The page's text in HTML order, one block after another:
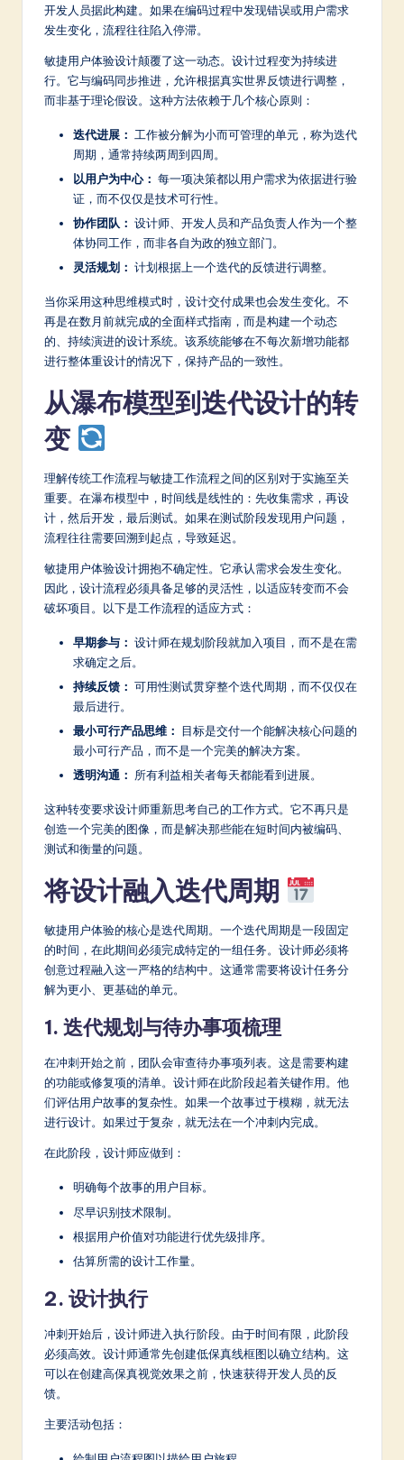
in
&
In
ti
o
开发人员据此构建。如果在编码过程中发现错误或用户需求
发生变化，流程往往陷入停滞。
敏捷用户体验设计颠覆了这一动态。设计过程变为持续进
行。它与编码同步推进，允许根据真实世界反馈进行调整，
而非基于理论假设。这种方法依赖于几个核心原则：
迭代进展： 工作被分解为小而可管理的单元，称为迭代
周期，通常持续两周到四周。
以用户为中心： 每一项决策都以用户需求为依据进行验
证，而不仅仅是技术可行性。
协作团队： 设计师、开发人员和产品负责人作为一个整
体协同工作，而非各自为政的独立部门。
灵活规划： 计划根据上一个迭代的反馈进行调整。
当你采用这种思维模式时，设计交付成果也会发生变化。不
再是在数月前就完成的全面样式指南，而是构建一个动态
的、持续演进的设计系统。该系统能够在不每次新增功能都
进行整体重设计的情况下，保持产品的一致性。
从瀑布模型到迭代设计的转
变
理解传统工作流程与敏捷工作流程之间的区别对于实施至关
重要。在瀑布模型中，时间线是线性的：先收集需求，再设
计，然后开发，最后测试。如果在测试阶段发现用户问题，
流程往往需要回溯到起点，导致延迟。
敏捷用户体验设计拥抱不确定性。它承认需求会发生变化。
因此，设计流程必须具备足够的灵活性，以适应转变而不会
破坏项目。以下是工作流程的适应方式：
早期参与： 设计师在规划阶段就加入项目，而不是在需
求确定之后。
持续反馈： 可用性测试贯穿整个迭代周期，而不仅仅在
最后进行。
最小可行产品思维： 目标是交付一个能解决核心问题的
最小可行产品，而不是一个完美的解决方案。
透明沟通： 所有利益相关者每天都能看到进展。
这种转变要求设计师重新思考自己的工作方式。它不再只是
创造一个完美的图像，而是解决那些能在短时间内被编码、
测试和衡量的问题。
将设计融入迭代周期
敏捷用户体验的核心是迭代周期。一个迭代周期是一段固定
的时间，在此期间必须完成特定的一组任务。设计师必须将
创意过程融入这一严格的结构中。这通常需要将设计任务分
解为更小、更基础的单元。
1. 迭代规划与待办事项梳理
在冲刺开始之前，团队会审查待办事项列表。这是需要构建
的功能或修复项的清单。设计师在此阶段起着关键作用。他
们评估用户故事的复杂性。如果一个故事过于模糊，就无法
进行设计。如果过于复杂，就无法在一个冲刺内完成。
在此阶段，设计师应做到：
明确每个故事的用户目标。
尽早识别技术限制。
根据用户价值对功能进行优先级排序。
估算所需的设计工作量。
2. 设计执行
冲刺开始后，设计师进入执行阶段。由于时间有限，此阶段
必须高效。设计师通常先创建低保真线框图以确立结构。这
可以在创建高保真视觉效果之前，快速获得开发人员的反
馈。
主要活动包括：